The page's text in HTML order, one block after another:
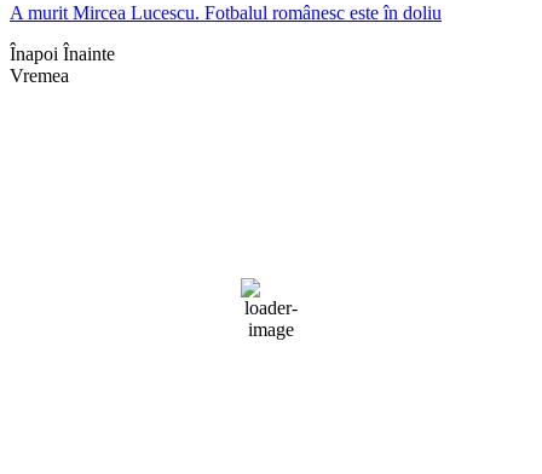
A murit Mircea Lucescu. Fotbalul românesc este în doliu
Înapoi Înainte
Vremea
40 %
1016 mb
5 mph
Rafală vânturi: